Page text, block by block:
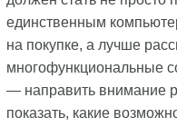
единственным
на покупке, а лучше
многофункциональные
— направить внимание
показать, какие